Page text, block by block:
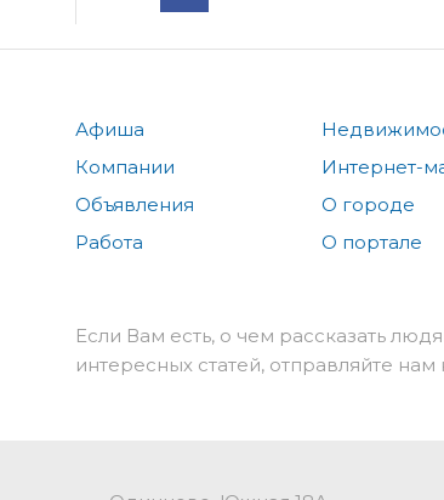
Афиша
Компании
Объявления
Работа
Интернет-
О городе
О портале
Если Вам есть, о чем рассказать
интересных статей, отправляйте нам